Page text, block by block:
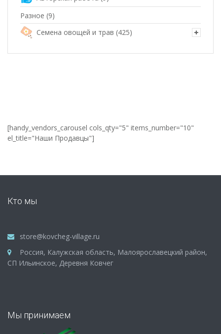
Разное (9)
Семена овощей и трав (425)
[handy_vendors_carousel cols_qty="5" items_number="10"
el_title="Наши Продавцы"]
Кто мы
store@kovcheg-village.ru
Россия, Калужская область, Малоярославецкий район,
СП Ильинское, Деревня Ковчег
Мы принимаем